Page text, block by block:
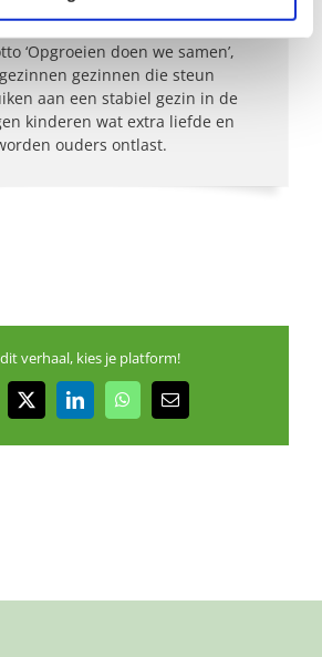
‘Opgroeien doen we samen’,
gezinnen die steun
aan een stabiel gezin in de
kinderen wat extra liefde en
ouders ontlast.
verhaal, kies je platform!
X LinkedInWhatsApp
E-